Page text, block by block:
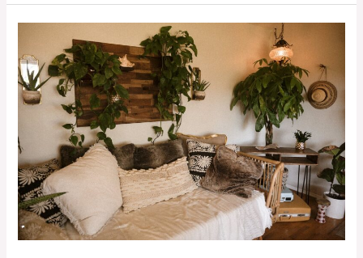
in
München:
Zwischen
Selbstreflexion
und
Veränderung